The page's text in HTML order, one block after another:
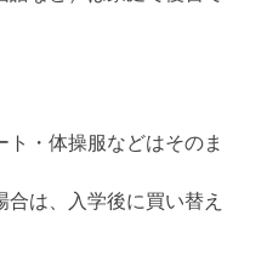
・体操服などはそのま
は、入学後に買い替え